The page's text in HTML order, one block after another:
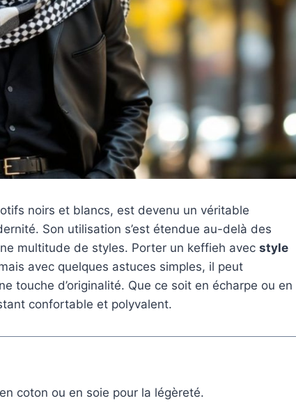
noirs et blancs, est devenu un véritable
Son utilisation s’est étendue au-delà des
multitude de styles. Porter un keffieh avec style
avec quelques astuces simples, il peut
touche d’originalité. Que ce soit en écharpe ou en
confortable et polyvalent.
coton ou en soie pour la légèreté.